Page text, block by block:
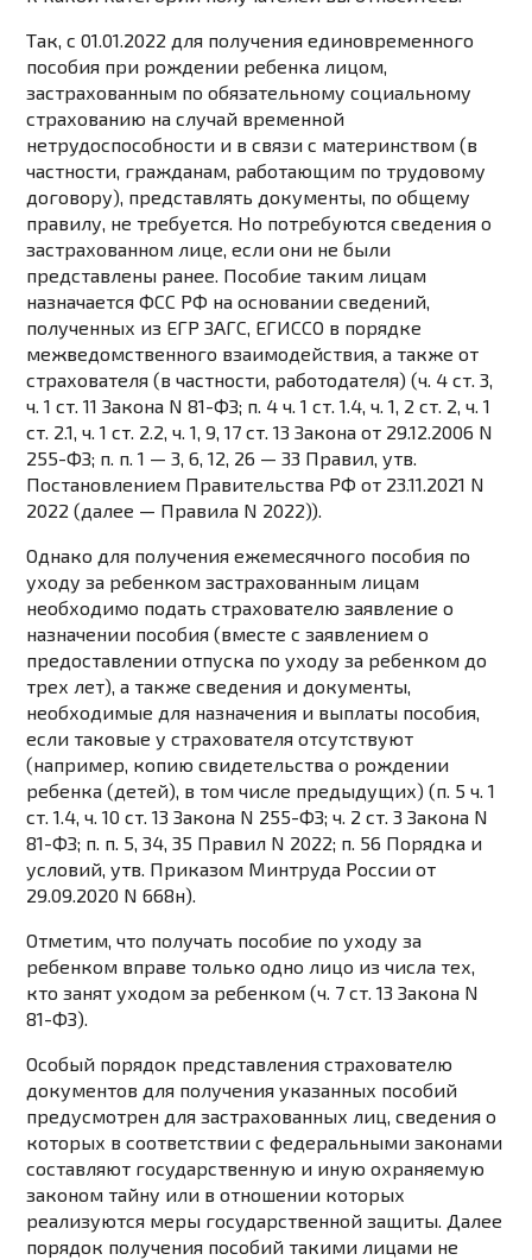
Так, с 01.01.2022 для получения единовременного
пособия при рождении ребенка лицом,
застрахованным по обязательному социальному
страхованию на случай временной
нетрудоспособности и в связи с материнством (в
частности, гражданам, работающим по трудовому
договору), представлять документы, по общему
правилу, не требуется. Но потребуются сведения о
застрахованном лице, если они не были
представлены ранее. Пособие таким лицам
назначается ФСС РФ на основании сведений,
полученных из ЕГР ЗАГС, ЕГИССО в порядке
межведомственного взаимодействия, а также от
страхователя (в частности, работодателя) (ч. 4 ст. 3,
ч. 1 ст. 11 Закона N 81-ФЗ; п. 4 ч. 1 ст. 1.4, ч. 1, 2 ст. 2, ч. 1
ст. 2.1, ч. 1 ст. 2.2, ч. 1, 9, 17 ст. 13 Закона от 29.12.2006 N
255-ФЗ; п. п. 1 — 3, 6, 12, 26 — 33 Правил, утв.
Постановлением Правительства РФ от 23.11.2021 N
2022 (далее — Правила N 2022)).
Однако для получения ежемесячного пособия по
уходу за ребенком застрахованным лицам
необходимо подать страхователю заявление о
назначении пособия (вместе с заявлением о
предоставлении отпуска по уходу за ребенком до
трех лет), а также сведения и документы,
необходимые для назначения и выплаты пособия,
если таковые у страхователя отсутствуют
(например, копию свидетельства о рождении
ребенка (детей), в том числе предыдущих) (п. 5 ч. 1
ст. 1.4, ч. 10 ст. 13 Закона N 255-ФЗ; ч. 2 ст. 3 Закона N
81-ФЗ; п. п. 5, 34, 35 Правил N 2022; п. 56 Порядка и
условий, утв. Приказом Минтруда России от
29.09.2020 N 668н).
Отметим, что получать пособие по уходу за
ребенком вправе только одно лицо из числа тех,
кто занят уходом за ребенком (ч. 7 ст. 13 Закона N
81-ФЗ).
Особый порядок представления страхователю
документов для получения указанных пособий
предусмотрен для застрахованных лиц, сведения о
которых в соответствии с федеральными законами
составляют государственную и иную охраняемую
законом тайну или в отношении которых
реализуются меры государственной защиты. Далее
порядок получения пособий такими лицами не